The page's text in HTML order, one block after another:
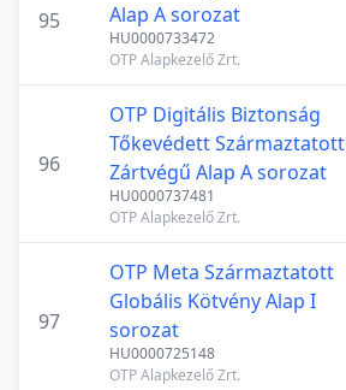
95
Alap A sorozat
HU0000733472
OTP Alapkezelő Zrt.
96
OTP Digitális Biztonság
Tőkevédett Származtatott
Zártvégű Alap A sorozat
HU0000737481
OTP Alapkezelő Zrt.
97
OTP Meta Származtatott
Globális Kötvény Alap I
sorozat
HU0000725148
OTP Alapkezelő Zrt.